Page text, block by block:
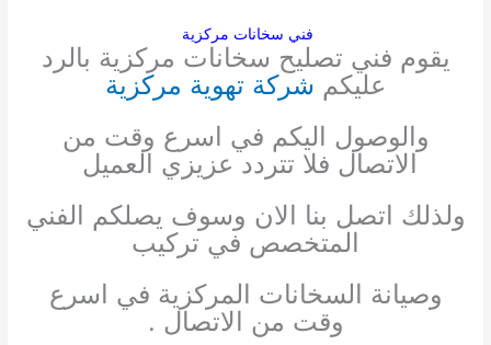
فني سخانات مركزية
يقوم فني تصليح سخانات مركزية بالرد
عليكم شركة تهوية مركزية
والوصول اليكم في اسرع وقت من
الاتصال فلا تتردد عزيزي العميل
ولذلك اتصل بنا الان وسوف يصلكم الفني
المتخصص في تركيب
وصيانة السخانات المركزية في اسرع
وقت من الاتصال .